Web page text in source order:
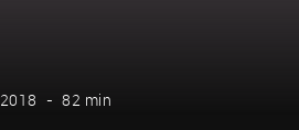
2018 82 min